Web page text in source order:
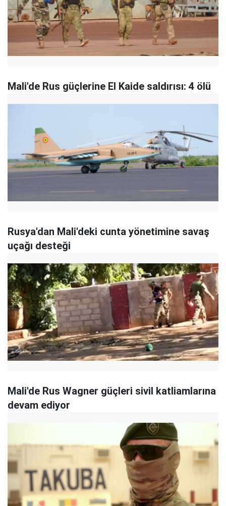
Mali'de Rus güçlerine El Kaide saldırısı: 4 ölü
Rusya'dan Mali'deki cunta yönetimine savaş
uçağı desteği
Mali'de Rus Wagner güçleri sivil katliamlarına
devam ediyor